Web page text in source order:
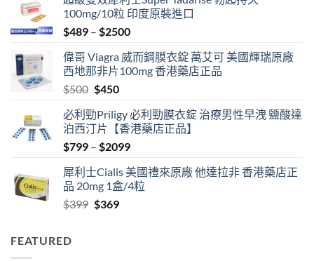
100mg/10粒 印度原裝進口
$489 – $2500Price
$489
through
偉哥 Viagra 威而鋼膜衣錠 萬艾可 美國輝瑞原廠
西地那非片100mg 香港藥店正品
$500 Original
was:
$500.
$450Current
is:
$450.
必利勁Priligy 必利勁膜衣錠 治療男性早洩 鹽酸達
泊西汀片【香港藥店正品】
$799 – $2099Price
$799
through
犀利士Cialis 美國禮來原廠 他達拉非 香港藥店正
品 20mg 1盒/4粒
$399 Original
$369Current
FEATURED